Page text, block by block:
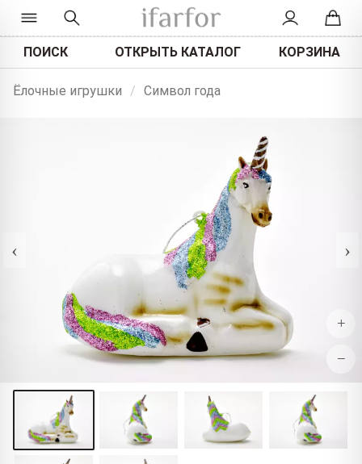
ПОИСК ОТКРЫТЬ КАТАЛОГ КОРЗИНА
Ёлочные игрушки / Символ года
‹ ›
+
−